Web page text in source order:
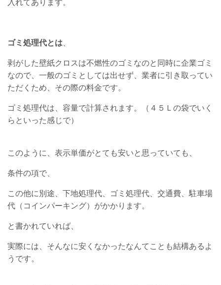
入れてあります。
ゴミ処理代とは
剥がした壁紙クロスは不燃性のゴミなのと同時に企業ゴミ
なので、一般のゴミとしては出せず、業者に引き取ってい
ただくため、その際の料金です。
ゴミ処理代は、容量で計算されます。（４５Ｌの袋でいく
らといった感じで）
このように、表示単価がとても安いと思っていても、
条件の項で、
この他に別途、下地処理代、ゴミ処理代、交通費、駐車場
代（コインパーキング）がかかります。
と書かれていれば、
実際には、そんなに安くなかったなんてことも結構あるよ
うです。